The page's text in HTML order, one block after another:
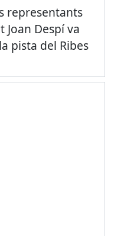
representants
Joan Despí va
pista del Ribes